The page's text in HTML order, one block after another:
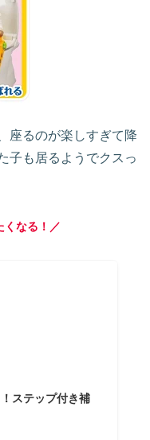
座るのが楽しすぎて降
子も居るようでクスっ
くなる！／
ステップ付き補